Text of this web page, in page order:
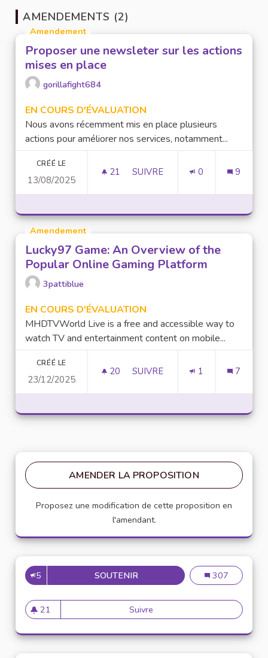
AMENDEMENTS (2)
Amendement
Proposer une newsleter sur les actions
mises en place
gorillafight684
EN COURS D'ÉVALUATION
Nous avons récemment mis en place plusieurs
actions pour améliorer nos services, notamment...
CRÉÉ LE
13/08/2025
21 21 ABONNÉS
SUIVRE 0 9
Amendement
Lucky97 Game: An Overview of the
Popular Online Gaming Platform
3pattiblue
EN COURS D'ÉVALUATION
MHDTVWorld Live is a free and accessible way to
watch TV and entertainment content on mobile...
CRÉÉ LE
23/12/2025
20 20 ABONNÉS
SUIVRE 1 7
AMENDER LA PROPOSITION
Proposez une modification de cette proposition en
l'amendant.
5 SOUTENIRPROPOSER UNE NEWSLETER
Proposer une
307
21
21 abonnés
Suivre Proposer une newsleter sur